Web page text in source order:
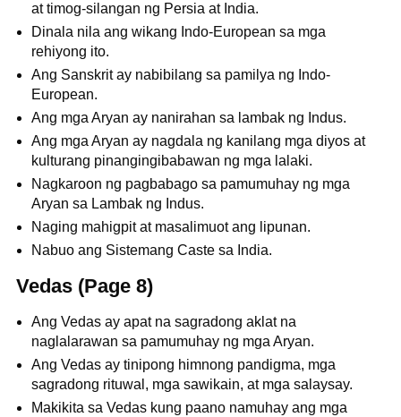
at timog-silangan ng Persia at India.
Dinala nila ang wikang Indo-European sa mga
rehiyong ito.
Ang Sanskrit ay nabibilang sa pamilya ng Indo-
European.
Ang mga Aryan ay nanirahan sa lambak ng Indus.
Ang mga Aryan ay nagdala ng kanilang mga diyos at
kulturang pinangingibabawan ng mga lalaki.
Nagkaroon ng pagbabago sa pamumuhay ng mga
Aryan sa Lambak ng Indus.
Naging mahigpit at masalimuot ang lipunan.
Nabuo ang Sistemang Caste sa India.
Vedas (Page 8)
Ang Vedas ay apat na sagradong aklat na
naglalarawan sa pamumuhay ng mga Aryan.
Ang Vedas ay tinipong himnong pandigma, mga
sagradong rituwal, mga sawikain, at mga salaysay.
Makikita sa Vedas kung paano namuhay ang mga